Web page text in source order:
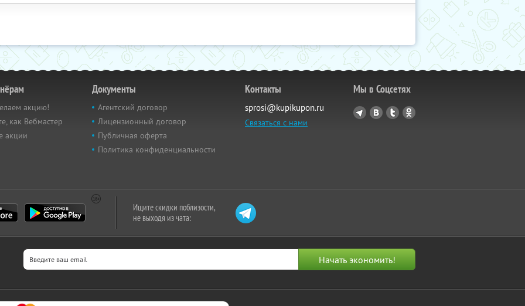
акцию!
как Вебмастер
акции
Документы
Агентский договор
Лицензионный договор
Публичная оферта
Политика конфиденциальности
Контакты
sprosi@kupikupon.ru
Связаться с нами
Мы в Соцсетях
Ищите скидки поблизости,
не выходя из чата: